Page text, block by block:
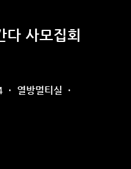
사모집회
· 열방멀티실 ·